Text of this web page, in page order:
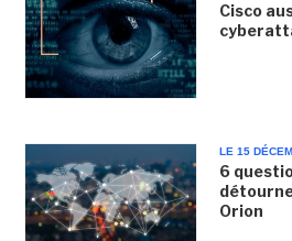
Cisco
LE 15
6
Orion